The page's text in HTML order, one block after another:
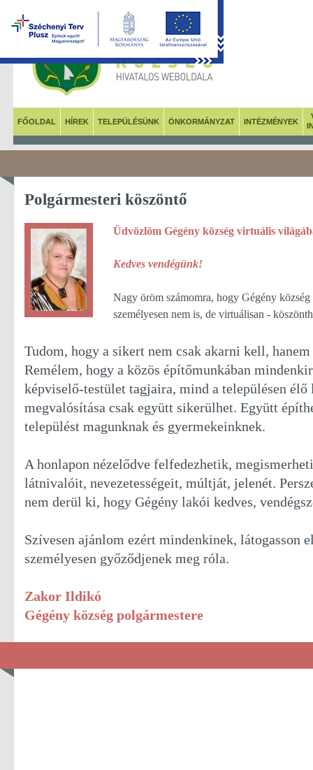
FŐOLDAL HÍREK TELEPÜLÉSÜNK ÖNKORMÁNYZAT INTÉZMÉNYEK
Polgármesteri köszöntő
Üdvözlöm Gégény község virtuális
Kedves vendégünk!
Nagy öröm számomra, hogy Gégény község
személyesen nem is, de virtuálisan -
Tudom, hogy a sikert nem csak akarni kell,
Remélem, hogy a közös építőmunkában
képviselő-testület tagjaira, mind a településen
megvalósítása csak együtt sikerülhet. Együtt
települést magunknak és gyermekeinknek.
A honlapon nézelődve felfedezhetik,
látnivalóit, nevezetességeit, múltját, jelenét.
nem derül ki, hogy Gégény lakói kedves,
Szívesen ajánlom ezért mindenkinek, látogasson
személyesen győződjenek meg róla.
Zakor Ildikó
Gégény község polgármestere